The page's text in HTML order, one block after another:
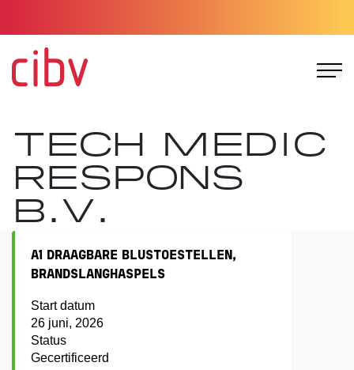
TECH MEDIC
RESPONS
B.V.
A1 DRAAGBARE BLUSTOESTELLEN,
BRANDSLANGHASPELS
Start datum
26 juni, 2026
Status
Gecertificeerd